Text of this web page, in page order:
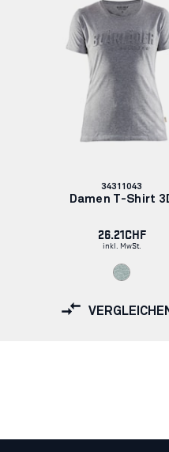
Artikelnummer:
34311043
Damen T-Shirt
26.21CHF
inkl. MwSt.